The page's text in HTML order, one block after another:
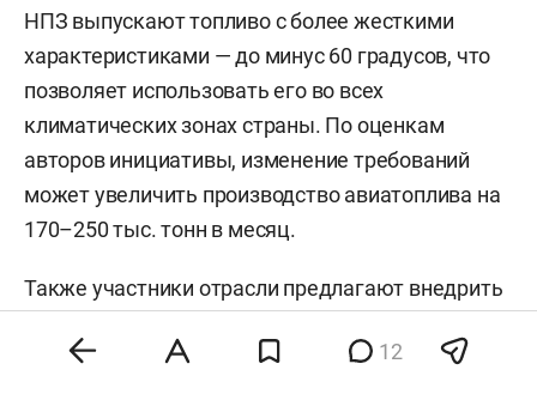
НПЗ выпускают топливо с более жесткими
характеристиками — до минус 60 градусов, что
позволяет использовать его во всех
климатических зонах страны. По оценкам
авторов инициативы, изменение требований
может увеличить производство авиатоплива на
170–250 тыс. тонн в месяц.
Также участники отрасли предлагают внедрить
снижения зависимости от импорта и нарастить
12